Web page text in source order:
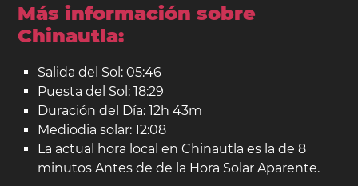
Más información sobre
Chinautla:
Salida del Sol: 05:46
Puesta del Sol: 18:29
Duración del Día: 12h 43m
Mediodia solar: 12:08
La actual hora local en Chinautla es la de 8
minutos Antes de de la Hora Solar Aparente.